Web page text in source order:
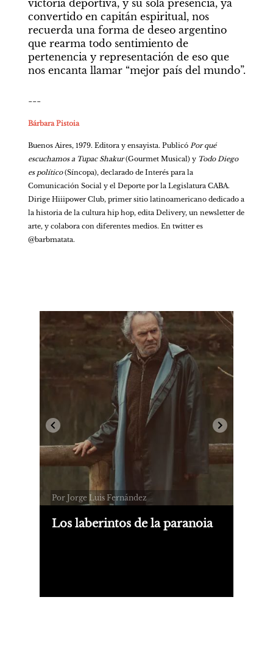
victoria deportiva, y su sola presencia, ya
convertido en capitán espiritual, nos
recuerda una forma de deseo argentino
que rearma todo sentimiento de
pertenencia y representación de eso que
nos encanta llamar “mejor país del mundo”.
---
Bárbara Pistoia
Buenos Aires, 1979. Editora y ensayista. Publicó Por qué
escuchamos a Tupac Shakur (Gourmet Musical) y Todo Diego
es político (Síncopa), declarado de Interés para la
Comunicación Social y el Deporte por la Legislatura CABA.
Dirige Hiiipower Club, primer sitio latinoamericano dedicado a
la historia de la cultura hip hop, edita Delivery, un newsletter de
arte, y colabora con diferentes medios. En twitter es
@barbmatata.
Por Jorge Luis Fernández
Los laberintos de la paranoia
a conocer la verdad.